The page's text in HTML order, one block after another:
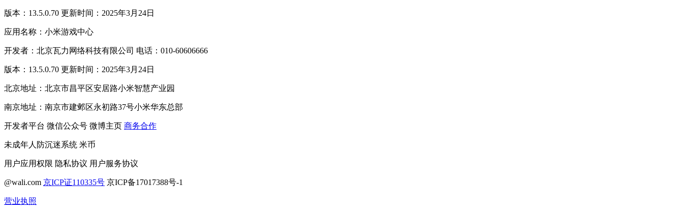
版本：13.5.0.70 更新时间：2025年3月24日
应用名称：小米游戏中心
开发者：北京瓦力网络科技有限公司 电话：010-60606666
版本：13.5.0.70 更新时间：2025年3月24日
北京地址：北京市昌平区安居路小米智慧产业园
南京地址：南京市建邺区永初路37号小米华东总部
开发者平台 微信公众号 微博主页 商务合作
未成年人防沉迷系统 米币
用户应用权限 隐私协议 用户服务协议
@wali.com 京ICP证110335号 京ICP备17017388号-1
营业执照